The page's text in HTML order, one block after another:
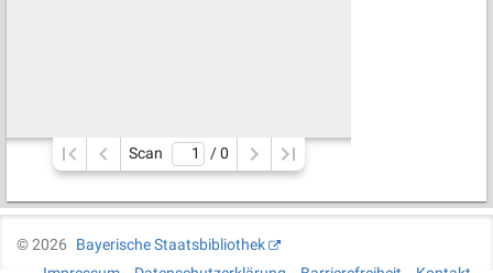
Scan / 0
©2026
Bayerische Staatsbibliothek